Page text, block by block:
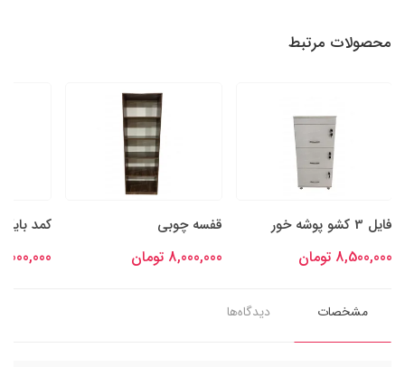
محصولات مرتبط
فایل 3 کشو پوشه خور
8,500,000 تومان
قفسه چوبی
8,000,000 تومان
کمد
13,000,000
مشخصات دیدگاه‌ها